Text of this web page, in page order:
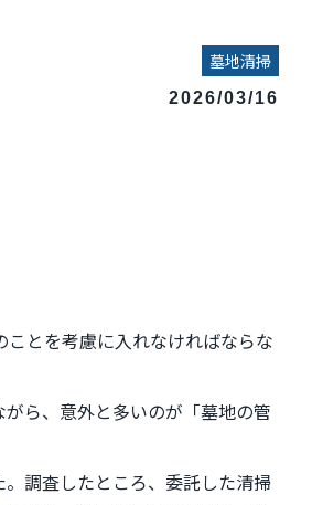
墓地清掃
2026/03/16
とを考慮に入れなければならな
ら、意外と多いのが「墓地の管
調査したところ、委託した清掃